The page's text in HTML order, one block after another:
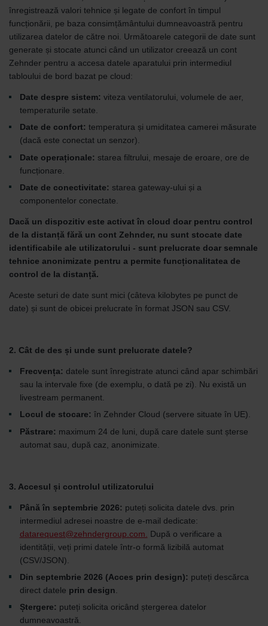
înregistrează valori tehnice și legate de confort în timpul
funcționării, pe baza consimțământului dumneavoastră pentru
utilizarea datelor de către noi. Următoarele categorii de date sunt
generate și stocate atunci când un utilizator creează un cont
Zehnder pentru a accesa datele aparatului prin intermediul
tabloului de bord bazat pe cloud:
Date despre sistem: viteza ventilatorului, volumele de aer,
temperaturile setate.
Date de confort: temperatura și umiditatea camerei măsurate
(dacă este conectat un senzor).
Date operaționale: starea filtrului, mesaje de eroare, ore de
funcționare.
Date de conectivitate: starea gateway-ului și a
componentelor conectate.
Dacă un dispozitiv este activat în cloud doar pentru control
de la distanță fără un cont Zehnder, nu sunt stocate date
identificabile ale utilizatorului - sunt prelucrate doar semnale
tehnice anonimizate pentru a permite funcționalitatea de
control de la distanță.
Aceste seturi de date sunt mici (câteva kilobytes pe punct de
date) și sunt de obicei prelucrate în format JSON sau CSV.
2. Cât de des și unde sunt prelucrate datele?
Frecvența: datele sunt înregistrate atunci când apar schimbări
sau la intervale fixe (de exemplu, o dată pe zi). Nu există un
livestream permanent.
Locul de stocare: în Zehnder Cloud (servere situate în UE).
Păstrare: maximum 24 de luni, după care datele sunt șterse
automat sau, după caz, anonimizate.
3. Accesul și controlul utilizatorului
Până în septembrie 2026: puteți solicita datele dvs. prin
intermediul adresei noastre de e-mail dedicate:
datarequest@zehndergroup.com.
După o verificare a
identității, veți primi datele într-o formă lizibilă automat
(CSV/JSON).
Din septembrie 2026 (Acces prin design): puteți descărca
direct datele prin design
Ștergere: puteți solicita oricând ștergerea datelor
dumneavoastră.